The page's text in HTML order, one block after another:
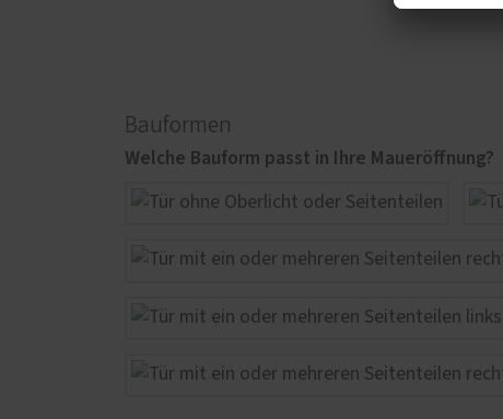
Bauformen
Welche Bauform passt in Ihre Maueröffnung?